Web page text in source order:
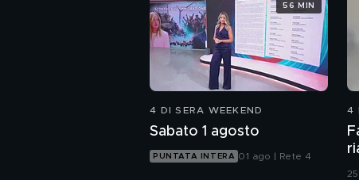
4 DI SERA WEEKEND
Sabato 1 agosto
PUNTATA INTERA 01 ago | Rete 4
56 MIN
4